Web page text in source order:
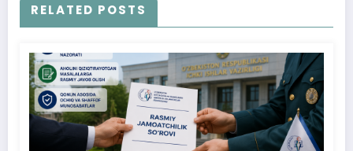
RELATED POSTS